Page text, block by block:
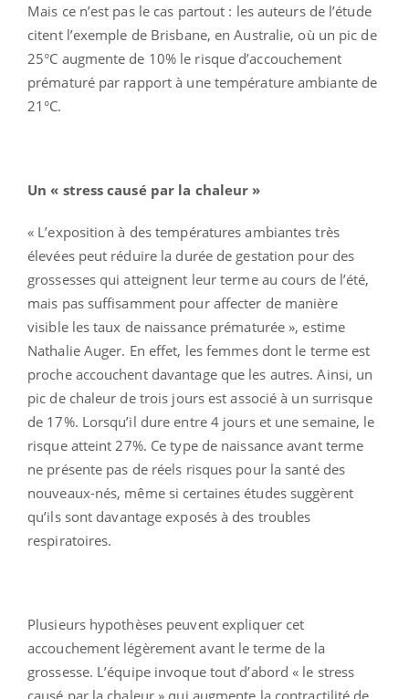
Mais ce n’est pas le cas partout : les auteurs de l’étude
citent l’exemple de Brisbane, en Australie, où un pic de
25°C augmente de 10% le risque d’accouchement
prématuré par rapport à une température ambiante de
21°C.
Un « stress causé par la chaleur »
« L’exposition à des températures ambiantes très
élevées peut réduire la durée de gestation pour des
grossesses qui atteignent leur terme au cours de l’été,
mais pas suffisamment pour affecter de manière
visible les taux de naissance prématurée », estime
Nathalie Auger. En effet, les femmes dont le terme est
proche accouchent davantage que les autres. Ainsi, un
pic de chaleur de trois jours est associé à un surrisque
de 17%. Lorsqu’il dure entre 4 jours et une semaine, le
risque atteint 27%. Ce type de naissance avant terme
ne présente pas de réels risques pour la santé des
nouveaux-nés, même si certaines études suggèrent
qu’ils sont davantage exposés à des troubles
respiratoires.
Plusieurs hypothèses peuvent expliquer cet
accouchement légèrement avant le terme de la
grossesse. L’équipe invoque tout d’abord « le stress
causé par la chaleur » qui augmente la contractilité de